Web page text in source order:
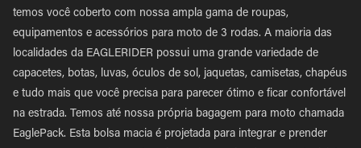
temos você coberto com nossa ampla gama de roupas,
equipamentos e acessórios para moto de 3 rodas. A maioria das
localidades da EAGLERIDER possui uma grande variedade de
capacetes, botas, luvas, óculos de sol, jaquetas, camisetas, chapéus
e tudo mais que você precisa para parecer ótimo e ficar confortável
na estrada. Temos até nossa própria bagagem para moto chamada
EaglePack. Esta bolsa macia é projetada para integrar e prender